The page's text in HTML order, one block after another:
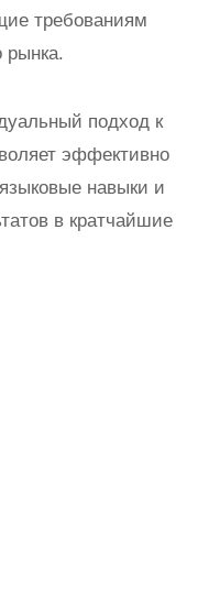
требованиям
рынка.
подход к
эффективно
навыки и
в кратчайшие